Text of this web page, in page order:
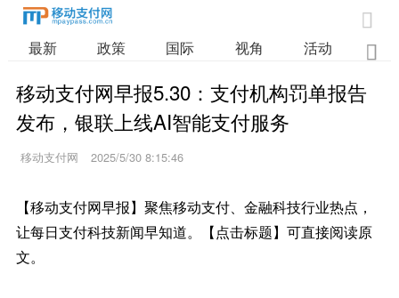

最新 政策 国际 视角 活动 业

移动支付网早报5.30：支付机构罚单报告
发布，银联上线AI智能支付服务
移动支付网 2025/5/30 8:15:46
【移动支付网早报】聚焦移动支付、金融科技行业热点，
让每日支付科技新闻早知道。【点击标题】可直接阅读原
文。